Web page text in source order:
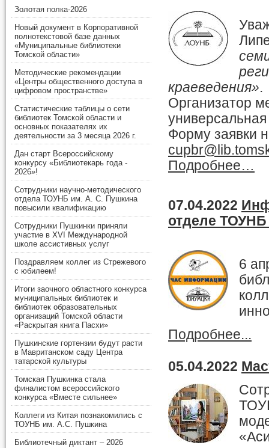
Золотая полка-2026
Новый документ в Корпоративной
полнотекстовой базе данных
«Муниципальные библиотеки
Томской области»
Методические рекомендации
«Центры общественного доступа в
цифровом пространстве»
Статистические таблицы о сети
библиотек Томской области и
основных показателях их
деятельности за 3 месяца 2026 г.
Дан старт Всероссийскому
конкурсу «Библиотекарь года -
2026»!
Сотрудники научно-методического
отдела ТОУНБ им. А. С. Пушкина
повысили квалификацию
Сотрудники Пушкинки приняли
участие в XVI Международной
школе ассистивных услуг
Поздравляем коллег из Стрежевого
с юбилеем!
Итоги заочного областного конкурса
муниципальных библиотек и
библиотек образовательных
организаций Томской области
«Раскрытая книга Пасхи»
Пушкинские гортензии будут расти
в Мавританском саду Центра
татарской культуры
Томская Пушкинка стала
финалистом всероссийского
конкурса «Вместе сильнее»
Коллеги из Китая познакомились с
ТОУНБ им. А.С. Пушкина
Библиотечный диктант – 2026
краеведения».
Организатор
Форму заявки
Подробнее…
07.04.2022
отделе
6
Подробнее...
05.04.2022